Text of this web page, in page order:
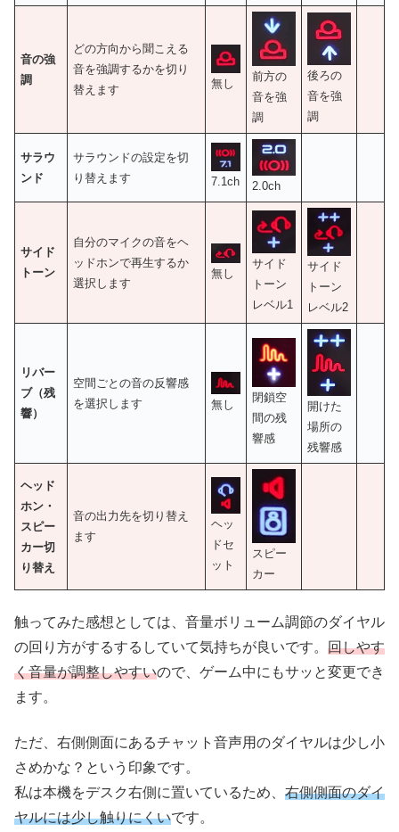
音の強
調
どの方向から聞こえる
音を強調するかを切り
替えます
無し
前方の
音を強
調
後ろの
音を強
調
サラウ
ンド
サラウンドの設定を切
り替えます
7.1ch 2.0ch
サイド
トーン
自分のマイクの音をヘ
ッドホンで再生するか
選択します
無し
サイド
トーン
レベル1
サイド
トーン
レベル2
リバー
ブ（残
響）
空間ごとの音の反響感
を選択します
無し
閉鎖空
間の残
響感
開けた
場所の
残響感
ヘッド
ホン・
スピー
カー切
り替え
音の出力先を切り替え
ます
ヘッ
ドセ
ット
スピー
カー
触ってみた感想としては、音量ボリューム調節のダイヤル
の回り方がするするしていて気持ちが良いです。 回しやす
く音量が調整しやすいので、ゲーム中にもサッと変更でき
ます。
ただ、右側側面にあるチャット音声用のダイヤルは少し小
さめかな？という印象です。
私は本機をデスク右側に置いているため、 右側側面のダイ
ヤルには少し触りにくいです。